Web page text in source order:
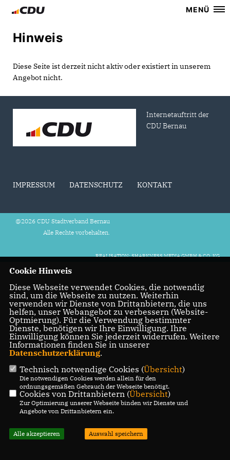
MENÜ
Hinweis
Diese Seite ist derzeit nicht aktiv oder existiert in unserem
Angebot nicht.
Internetauftritt der
CDU Bernau
IMPRESSUM DATENSCHUTZ KONTAKT
@2026 CDU Stadtverband Bernau
Alle Rechte vorbehalten.
REALISATION: SHARKNESS MEDIA GMBH & CO. KG
Cookie Hinweis
Diese Webseite verwendet Cookies, die notwendig
sind, um die Webseite zu nutzen. Weiterhin
verwenden wir Dienste von Drittanbietern, die uns
helfen, unser Webangebot zu verbessern (Website-
Optmierung). Für die Verwendung bestimmter
Dienste, benötigen wir Ihre Einwilligung. Ihre
Einwilligung können Sie jederzeit widerrufen. Weitere
Informationen finden Sie in unserer
Datenschutzerklärung.
Technisch notwendige Cookies (Übersicht)
Die notwendigen Cookies werden allein für den
ordnungsgemäßen Gebrauch der Webseite benötigt.
Cookies von Drittanbietern (Übersicht)
Zur Optimierung unserer Webseite binden wir Dienste und
Angebote von Drittanbietern ein.
Alle akzeptieren Auswahl speichern